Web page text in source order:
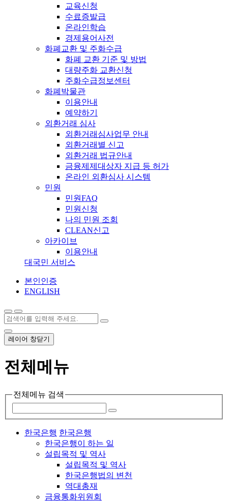
교육신청
수료증발급
온라인학습
경제용어사전
화폐교환 및 주화수급
화폐 교환 기준 및 방법
대량주화 교환신청
주화수급정보센터
화폐박물관
이용안내
예약하기
외환거래 심사
외환거래심사업무 안내
외환거래별 신고
외환거래 법규안내
금융제제대상자 지급 등 허가
온라인 외환심사 시스템
민원
민원FAQ
민원신청
나의 민원 조회
CLEAN신고
아카이브
이용안내
대국민 서비스
본인인증
ENGLISH
레이어 창닫기
전체메뉴
전체메뉴 검색
한국은행 한국은행
한국은행이 하는 일
설립목적 및 역사
설립목적 및 역사
한국은행법의 변천
역대총재
금융통화위원회